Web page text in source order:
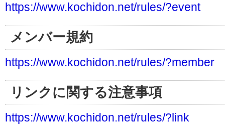
https://www.kochidon.net/rules/?event
メンバー規約
https://www.kochidon.net/rules/?member
リンクに関する注意事項
https://www.kochidon.net/rules/?link